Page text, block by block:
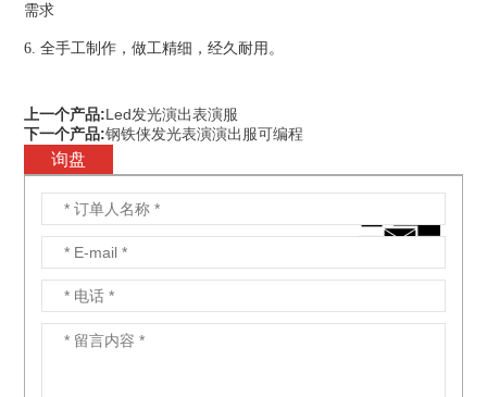
需求
6. 全手工制作，做工精细，经久耐用。
上一个产品:Led发光演出表演服
下一个产品:钢铁侠发光表演演出服可编程
询盘